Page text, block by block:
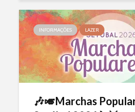
INFORMAÇÕES LAZER
🎶🎺Marchas